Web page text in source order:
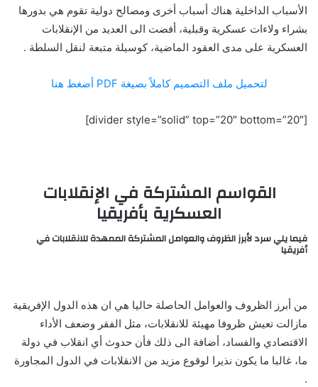
الأسباب الداخلية هناك أسباب أخرى ومصالح دولية تقوم هي بدورها
بشراء ولاءات عسكرية وقبلية، أفضت الى العديد من الإنقلابات
العسكرية على مدى العقود الماضية، كوسيلة متبعة لنقل السلطة .
لتحميل ملف التصميم كاملاً بصيغة PDF أضغط هنا
[divider style=”solid” top=”20″ bottom=”20″]
القواسم المشتركة في الإنقلابات
العسكرية بأفريقيا
فيما يلي سرد لأبرز الظروف والعوامل المشتركة الممهدة للانقلابات في
أفريقيا
من أبرز الظروف والعوامل الحاصلة حاليا هي ان هذه الدول الإفريقية
مازالت تعيش ظروفا مهيئة للانقلابات، مثل الفقر وضعف الأداء
الاقتصادي والفساد، أضافة الى ذلك فأن حدوث أي انقلاب في دولة
ما، غالبا ما يكون نذيرا لوقوع مزيد من الانقلابات في الدول المجاورة
.